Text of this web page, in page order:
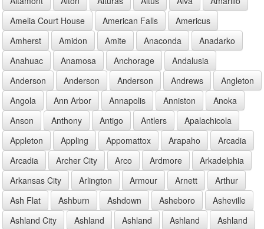
Amelia Court House
American Falls
Americus
Amherst
Amidon Amite Anaconda
Anadarko
Anahuac
Anamosa Anchorage
Andalusia
Anderson
Anderson Anderson Andrews
Angleton
Angola
Ann Arbor Annapolis Anniston
Anoka
Anson
Anthony Antigo Antlers
Apalachicola
Appleton
Appling Appomattox Arapaho
Arcadia
Arcadia
Archer City Arco Ardmore
Arkadelphia
Arkansas City
Arlington Armour Arnett
Arthur
Ash Flat
Ashburn Ashdown Asheboro
Asheville
Ashland City
Ashland Ashland Ashland
Ashland